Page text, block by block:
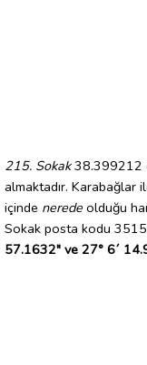
215. Sokak38.399212
almaktadır. Karabağlar
içinde nerede olduğu
Sokak posta kodu
57.1632" ve 27° 6´